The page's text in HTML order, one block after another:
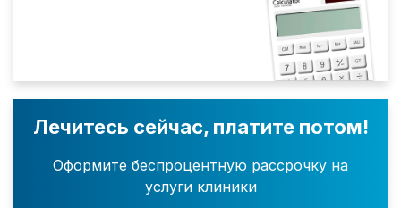
Лечитесь сейчас, платите потом!
Оформите беспроцентную рассрочку на
услуги клиники